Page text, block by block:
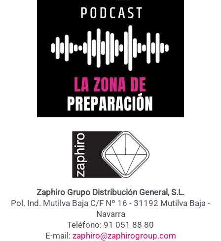
Zaphiro Grupo Distribución General, S.L.
Pol. Ind. Mutilva Baja C/F Nº 16 - 31192 Mutilva Baja -
Navarra
Teléfono: 91 051 88 80
E-mail: zaphiro@zaphirogroup.com